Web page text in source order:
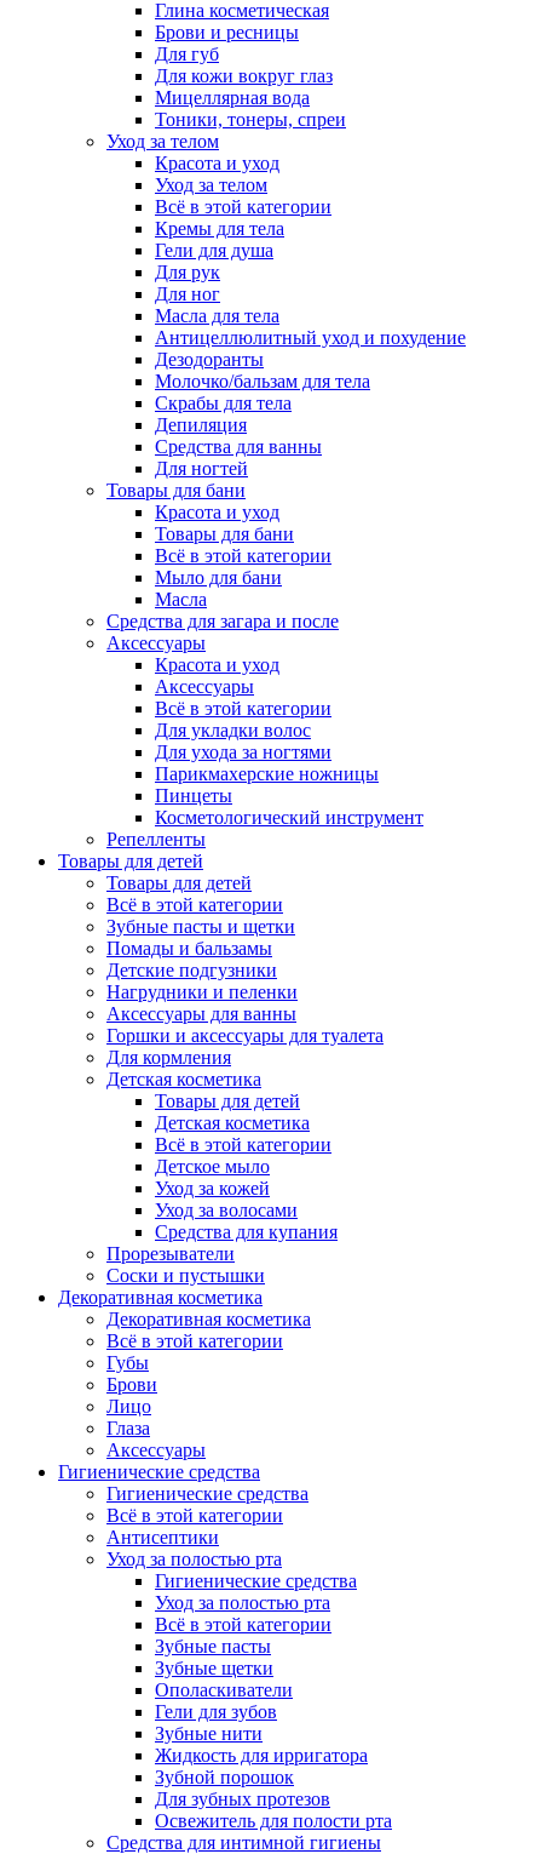
Глина косметическая
Брови и ресницы
Для губ
Для кожи вокруг глаз
Мицеллярная вода
Тоники, тонеры, спреи
Уход за телом
Красота и уход
Уход за телом
Всё в этой категории
Кремы для тела
Гели для душа
Для рук
Для ног
Масла для тела
Антицеллюлитный уход и похудение
Дезодоранты
Молочко/бальзам для тела
Скрабы для тела
Депиляция
Средства для ванны
Для ногтей
Товары для бани
Красота и уход
Товары для бани
Всё в этой категории
Мыло для бани
Масла
Средства для загара и после
Аксессуары
Красота и уход
Аксессуары
Всё в этой категории
Для укладки волос
Для ухода за ногтями
Парикмахерские ножницы
Пинцеты
Косметологический инструмент
Репелленты
Товары для детей
Товары для детей
Всё в этой категории
Зубные пасты и щетки
Помады и бальзамы
Детские подгузники
Нагрудники и пеленки
Аксессуары для ванны
Горшки и аксессуары для туалета
Для кормления
Детская косметика
Товары для детей
Детская косметика
Всё в этой категории
Детское мыло
Уход за кожей
Уход за волосами
Средства для купания
Прорезыватели
Соски и пустышки
Декоративная косметика
Декоративная косметика
Всё в этой категории
Губы
Брови
Лицо
Глаза
Аксессуары
Гигиенические средства
Гигиенические средства
Всё в этой категории
Антисептики
Уход за полостью рта
Гигиенические средства
Уход за полостью рта
Всё в этой категории
Зубные пасты
Зубные щетки
Ополаскиватели
Гели для зубов
Зубные нити
Жидкость для ирригатора
Зубной порошок
Для зубных протезов
Освежитель для полости рта
Средства для интимной гигиены